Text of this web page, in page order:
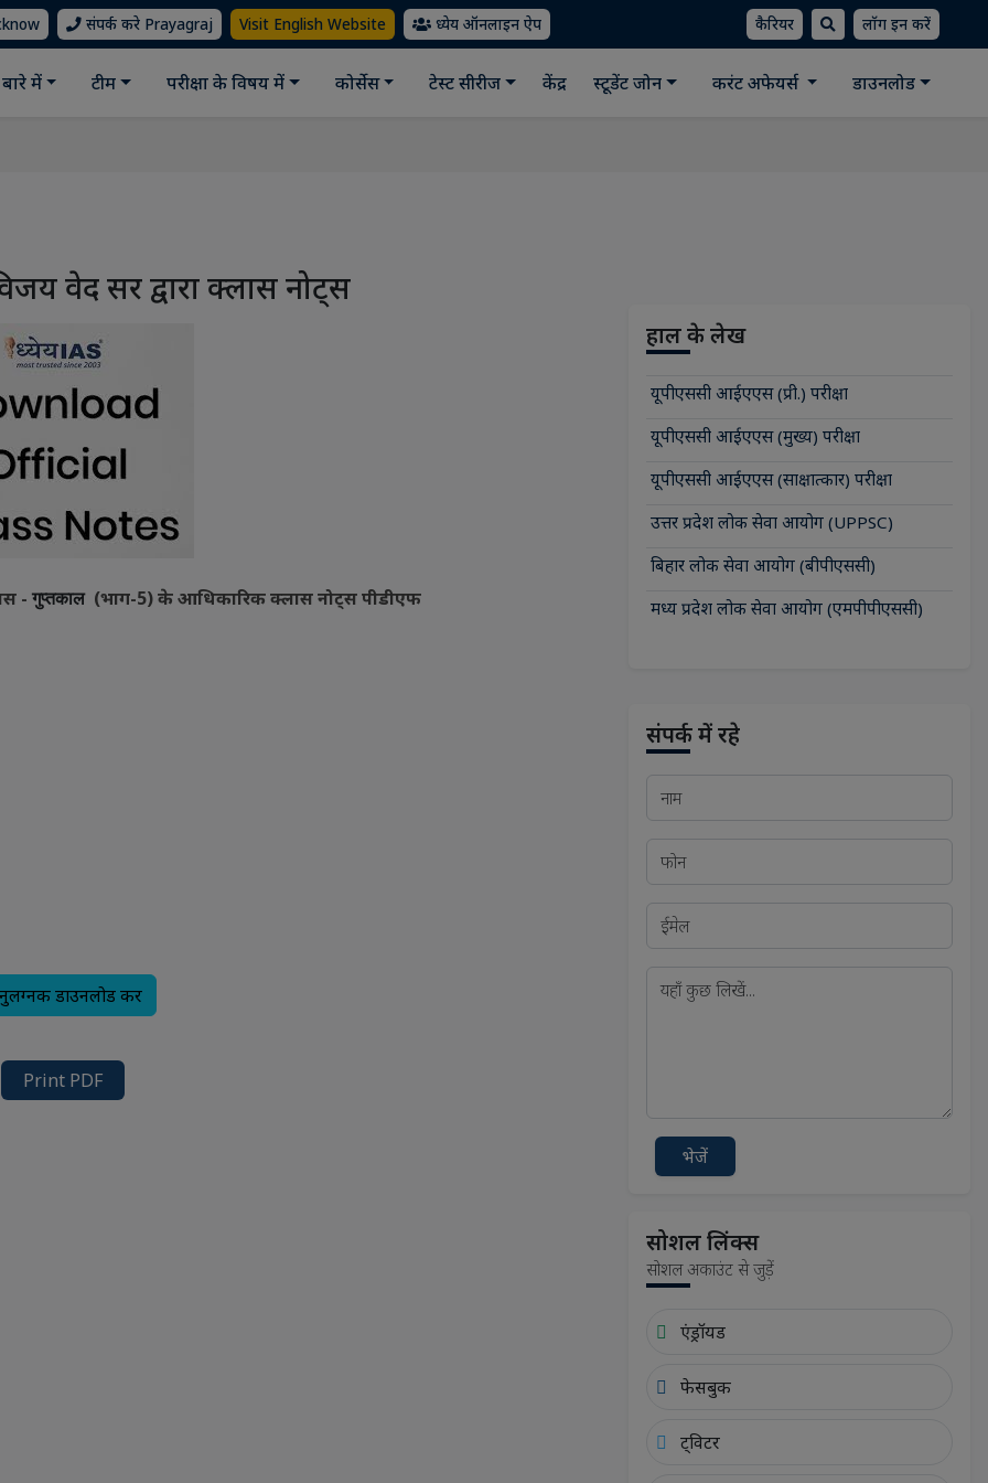
संपर्क करे Prayagraj Visit English Website ध्येय ऑनलाइन ऐप कैरियर लॉग इन करें
में टीम परीक्षा के विषय में कोर्सेस टेस्ट सीरीज केंद्र स्टूडेंट जोन करंट अफेयर्स डाउनलोड
वेद सर द्वारा क्लास नोट्स
- गुप्तकाल (भाग-5) के आधिकारिक क्लास नोट्स पीडीएफ
डाउनलोड करें
Print PDF
हाल के लेख
यूपीएससी आईएएस (प्री.) परीक्षा
यूपीएससी आईएएस (मुख्य) परीक्षा
यूपीएससी आईएएस (साक्षात्कार) परीक्षा
उत्तर प्रदेश लोक सेवा आयोग (UPPSC)
बिहार लोक सेवा आयोग (बीपीएससी)
मध्य प्रदेश लोक सेवा आयोग (एमपीपीएससी)
संपर्क में रहे
भेजें
सोशल लिंक्स
सोशल अकाउंट से जुड़ें
एंड्रॉयड
फेसबुक
ट्विटर